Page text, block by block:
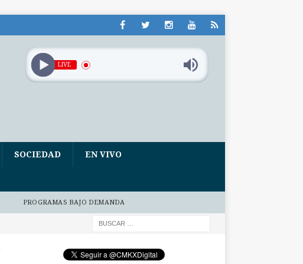
LIVE
SOCIEDAD EN VIVO
PROGRAMAS BAJO DEMANDA